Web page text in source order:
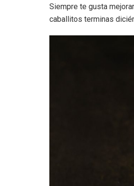
Siempre te gusta
caballitos terminas